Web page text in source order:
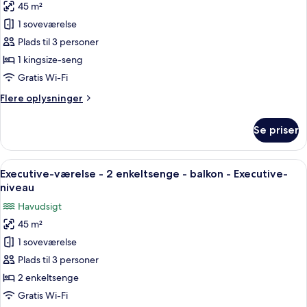
Executive-
værelse
-
1
kingsize-
-
Executive-
niveau
45 m²
1 soveværelse
Plads til 3 personer
1 kingsize-seng
Gratis Wi-Fi
Flere oplysninger
Flere
værelse
1
kingsize-
-
balkon
Executive-
niveau
Se priser
Indlæs
alle
af
Executive-
værelse
-
2
enkeltsenge
Et hotelværelse med en stor seng,
6
Executive-værelse - 2 enkeltsenge - balkon - Executive-
niveau
Havudsigt
45 m²
1 soveværelse
Plads til 3 personer
2 enkeltsenge
Gratis Wi-Fi